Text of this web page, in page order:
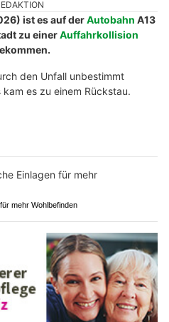
ist es auf derAutobahn A13
zu einerAuffahrkollision
den Unfall unbestimmt
es zu einem Rückstau.
mehr Wohlbefinden